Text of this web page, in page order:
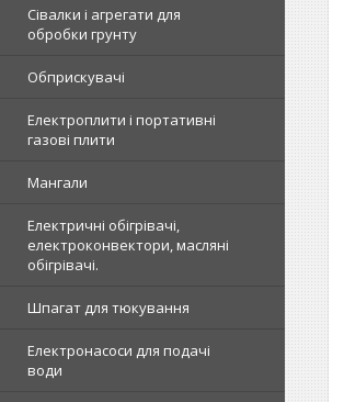
Сівалки і агрегати для
обробки грунту
Обприскувачі
Електроплити і портативні
газові плити
Мангали
Електричні обігрівачі,
електроконвектори, масляні
обігрівачі.
Шпагат для тюкування
Електронасоси для подачі
води